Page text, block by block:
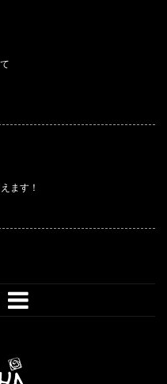
ます！